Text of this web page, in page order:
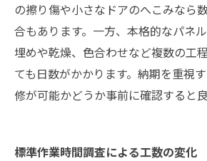
の擦り傷や小さなドアのへこみなら
合もあります。一方、本格的なパネ
埋めや乾燥、色合わせなど複数の工
ても日数がかかります。納期を重視
修が可能かどうか事前に確認すると
標準作業時間調査による工数の変化